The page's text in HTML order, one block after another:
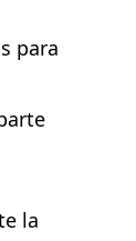
para
la